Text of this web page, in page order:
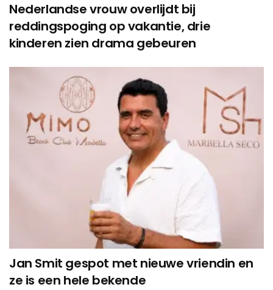
Nederlandse vrouw overlijdt bij
reddingspoging op vakantie, drie
kinderen zien drama gebeuren
Jan Smit gespot met nieuwe vriendin en
ze is een hele bekende